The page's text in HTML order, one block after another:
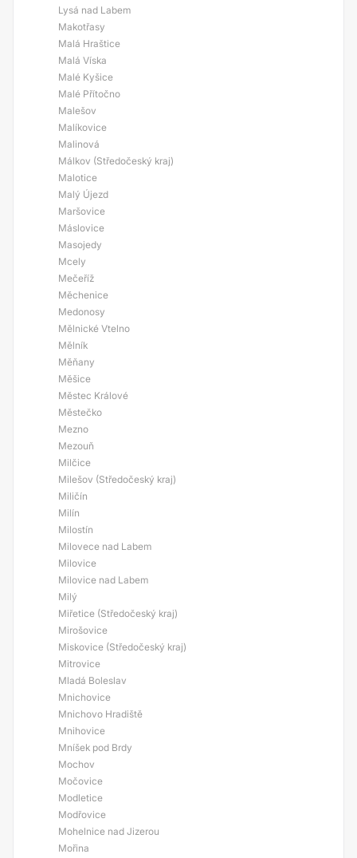
Lysá nad Labem
Makotřasy
Malá Hraštice
Malá Víska
Malé Kyšice
Malé Přítočno
Malešov
Malíkovice
Malinová
Málkov (Středočeský kraj)
Malotice
Malý Újezd
Maršovice
Máslovice
Masojedy
Mcely
Mečeříž
Měchenice
Medonosy
Mělnické Vtelno
Mělník
Měňany
Měšice
Městec Králové
Městečko
Mezno
Mezouň
Milčice
Milešov (Středočeský kraj)
Miličín
Milín
Milostín
Milovece nad Labem
Milovice
Milovice nad Labem
Milý
Miřetice (Středočeský kraj)
Mirošovice
Miskovice (Středočeský kraj)
Mitrovice
Mladá Boleslav
Mnichovice
Mnichovo Hradiště
Mnihovice
Mníšek pod Brdy
Mochov
Močovice
Modletice
Modřovice
Mohelnice nad Jizerou
Mořina